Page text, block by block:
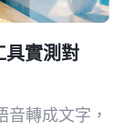
實測對
轉成文字，